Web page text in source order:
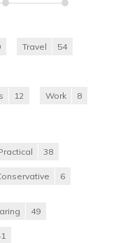
Travel 54
12 Work 8
38
6
49